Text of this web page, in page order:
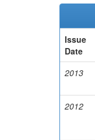
Issue
Date
2013
2012